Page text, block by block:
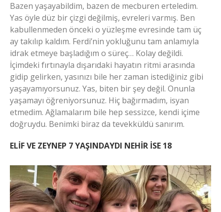
Bazen yaşayabildim, bazen de mecburen erteledim.
Yas öyle düz bir çizgi değilmiş, evreleri varmış. Ben
kabullenmeden önceki o yüzleşme evresinde tam üç
ay takılıp kaldım. Ferdi’nin yokluğunu tam anlamıyla
idrak etmeye başladığım o süreç… Kolay değildi.
İçimdeki fırtınayla dışarıdaki hayatın ritmi arasında
gidip gelirken, yasınızı bile her zaman istediğiniz gibi
yaşayamıyorsunuz. Yas, biten bir şey değil. Onunla
yaşamayı öğreniyorsunuz. Hiç bağırmadım, isyan
etmedim. Ağlamalarım bile hep sessizce, kendi içime
doğruydu. Benimki biraz da tevekküldü sanırım.
ELİF VE ZEYNEP 7 YAŞINDAYDI NEHİR İSE 18